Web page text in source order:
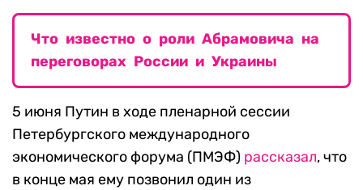
Что известно о роли Абрамовича на
переговорах России и Украины
5 июня Путин в ходе пленарной сессии
Петербургского международного
экономического форума (ПМЭФ) рассказал, что
в конце мая ему позвонил один из